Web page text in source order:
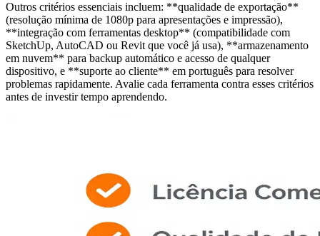
Outros critérios essenciais incluem: **qualidade de exportação**
(resolução mínima de 1080p para apresentações e impressão),
**integração com ferramentas desktop** (compatibilidade com
SketchUp, AutoCAD ou Revit que você já usa), **armazenamento
em nuvem** para backup automático e acesso de qualquer
dispositivo, e **suporte ao cliente** em português para resolver
problemas rapidamente. Avalie cada ferramenta contra esses critérios
antes de investir tempo aprendendo.